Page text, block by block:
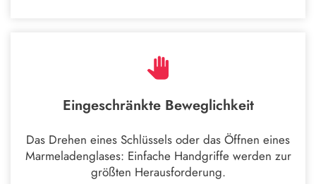
Eingeschränkte Beweglichkeit
Das Drehen eines Schlüssels oder das Öffnen eines
Marmeladenglases: Einfache Handgriffe werden zur
größten Herausforderung.